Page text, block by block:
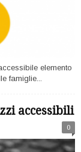
elemento
famiglie...
accessibili
0